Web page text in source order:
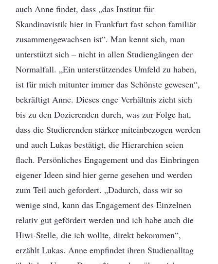
auch Anne findet, dass „das Institut für
Skandinavistik hier in Frankfurt fast schon familiär
zusammengewachsen ist“. Man kennt sich, man
unterstützt sich – nicht in allen Studiengängen der
Normalfall. „Ein unterstützendes Umfeld zu haben,
ist für mich mitunter immer das Schönste gewesen“,
bekräftigt Anne. Dieses enge Verhältnis zieht sich
bis zu den Dozierenden durch, was zur Folge hat,
dass die Studierenden stärker miteinbezogen werden
und auch Lukas bestätigt, die Hierarchien seien
flach. Persönliches Engagement und das Einbringen
eigener Ideen sind hier gerne gesehen und werden
zum Teil auch gefordert. „Dadurch, dass wir so
wenige sind, kann das Engagement des Einzelnen
relativ gut gefördert werden und ich habe auch die
Hiwi-Stelle, die ich wollte, direkt bekommen“,
erzählt Lukas. Anne empfindet ihren Studienalltag